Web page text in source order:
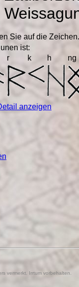
Sie auf die
ist:
r k h
ng
anzeigen
vermerkt. Irrtum vorbehalten.